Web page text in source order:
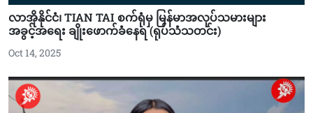
လာအိုနိုင်ငံ၊ TIAN TAI စက်ရုံမှ မြန်မာအလုပ်သမားများ
အခွင့်အရေး ချိုးဖောက်ခံနေရ (ရုပ်သံသတင်း)
Oct 14, 2025